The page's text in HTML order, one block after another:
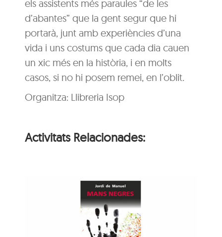
els assistents més paraules “de les
d’abantes” que la gent segur que hi
portarà, junt amb experiències d’una
vida i uns costums que cada dia cauen
un xic més en la història, i en molts
casos, si no hi posem remei, en l’oblit.
Organitza: Llibreria Isop
Activitats Relacionades:
Animaler